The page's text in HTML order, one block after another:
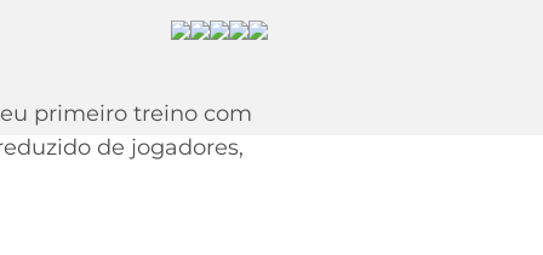
primeiro treino com
de jogadores,